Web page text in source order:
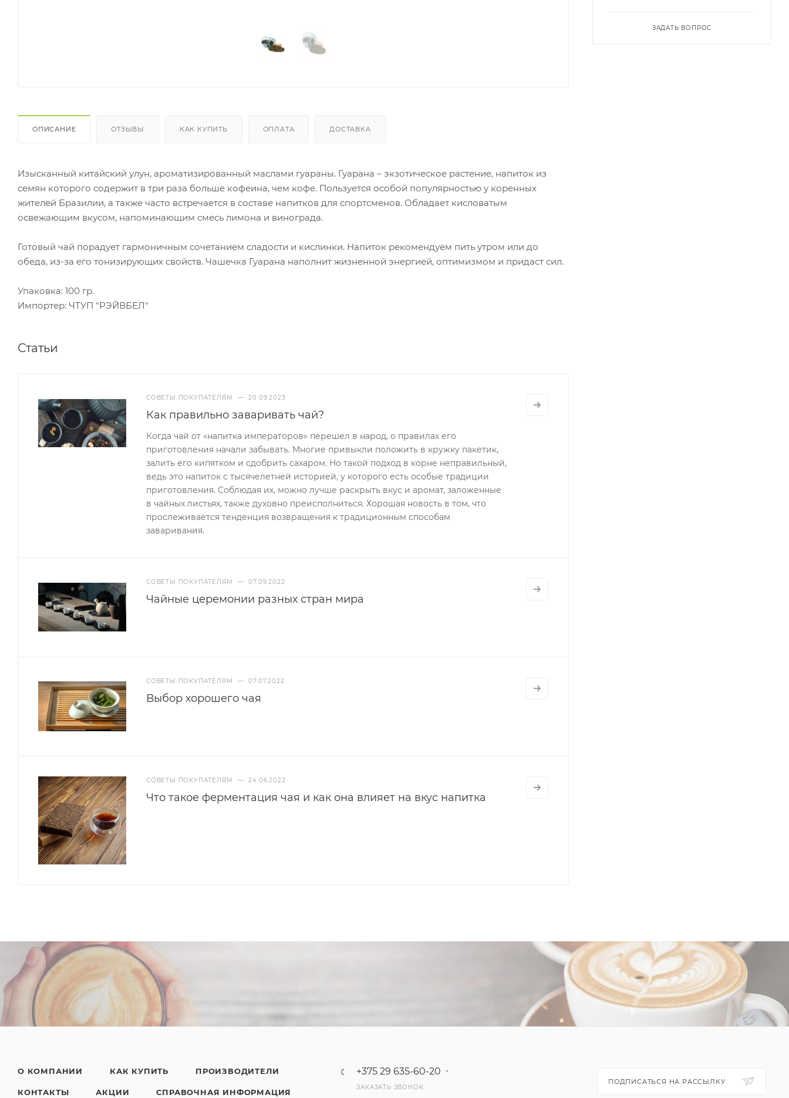
ОПИСАНИЕ ОТЗЫВЫ КАК КУПИТЬ ОПЛАТА ДОСТАВКА
Изысканный китайский улун, ароматизированный маслами гуараны. Гуарана – экзотическое растение, напиток из
семян которого содержит в три раза больше кофеина, чем кофе. Пользуется особой популярностью у коренных
жителей Бразилии, а также часто встречается в составе напитков для спортсменов. Обладает кисловатым
освежающим вкусом, напоминающим смесь лимона и винограда.
Готовый чай порадует гармоничным сочетанием сладости и кислинки. Напиток рекомендуем пить утром или до
обеда, из-за его тонизирующих свойств. Чашечка Гуарана наполнит жизненной энергией, оптимизмом и придаст сил.
Упаковка: 100 гр.
Импортер: ЧТУП "РЭЙВБЕЛ"
Статьи
СОВЕТЫ ПОКУПАТЕЛЯМ — 20.09.2023
Как правильно заваривать чай?
Когда чай от «напитка императоров» перешел в народ, о правилах его
приготовления начали забывать. Многие привыкли положить в кружку пакетик,
залить его кипятком и сдобрить сахаром. Но такой подход в корне неправильный,
ведь это напиток с тысячелетней историей, у которого есть особые традиции
приготовления. Соблюдая их, можно лучше раскрыть вкус и аромат, заложенные
в чайных листьях, также духовно преисполниться. Хорошая новость в том, что
прослеживается тенденция возвращения к традиционным способам
заваривания.
СОВЕТЫ ПОКУПАТЕЛЯМ — 07.09.2022
Чайные церемонии разных стран мира
СОВЕТЫ ПОКУПАТЕЛЯМ — 07.07.2022
Выбор хорошего чая
СОВЕТЫ ПОКУПАТЕЛЯМ — 24.06.2022
Что такое ферментация чая и как она влияет на вкус напитка
ЗАДАТЬ ВОПРОС
О КОМПАНИИ КАК КУПИТЬ ПРОИЗВОДИТЕЛИ
КОНТАКТЫ АКЦИИ СПРАВОЧНАЯ ИНФОРМАЦИЯ
+375 29 635-60-20
ЗАКАЗАТЬ ЗВОНОК
ПОДПИСАТЬСЯ НА РАССЫЛКУ